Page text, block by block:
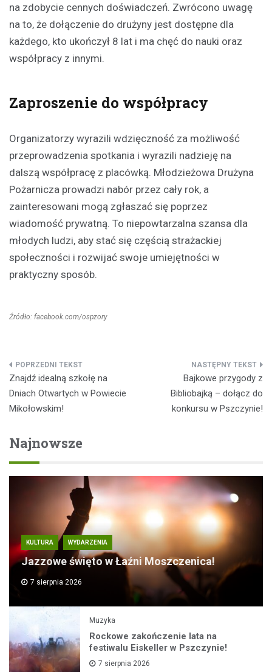
na zdobycie cennych doświadczeń. Zwrócono uwagę
na to, że dołączenie do drużyny jest dostępne dla
każdego, kto ukończył 8 lat i ma chęć do nauki oraz
współpracy z innymi.
Zaproszenie do współpracy
Organizatorzy wyrazili wdzięczność za możliwość
przeprowadzenia spotkania i wyrazili nadzieję na
dalszą współpracę z placówką. Młodzieżowa Drużyna
Pożarnicza prowadzi nabór przez cały rok, a
zainteresowani mogą zgłaszać się poprzez
wiadomość prywatną. To niepowtarzalna szansa dla
młodych ludzi, aby stać się częścią strażackiej
społeczności i rozwijać swoje umiejętności w
praktyczny sposób.
Źródło: facebook.com/ospzory
Nawigacja
wpisu
Znajdź idealną szkołę na
Dniach Otwartych w Powiecie
Mikołowskim!
Bajkowe przygody z
Bibliobajką – dołącz do
konkursu w Pszczynie!
Najnowsze
KULTURA WYDARZENIA
Jazzowe święto w Łaźni Moszczenica!
7 sierpnia 2026
Muzyka
Rockowe zakończenie lata na
festiwalu Eiskeller w Pszczynie!
7 sierpnia 2026